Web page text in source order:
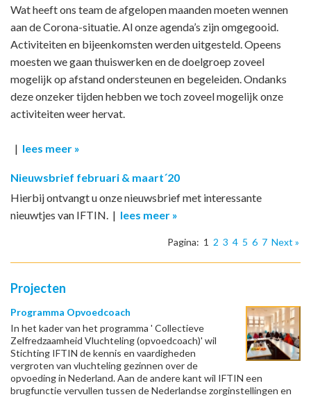
Wat heeft ons team de afgelopen maanden moeten wennen
aan de Corona-situatie. Al onze agenda’s zijn omgegooid.
Activiteiten en bijeenkomsten werden uitgesteld. Opeens
moesten we gaan thuiswerken en de doelgroep zoveel
mogelijk op afstand ondersteunen en begeleiden. Ondanks
deze onzeker tijden hebben we toch zoveel mogelijk onze
activiteiten weer hervat.
| lees meer »
Nieuwsbrief februari & maart´20
Hierbij ontvangt u onze nieuwsbrief met interessante
nieuwtjes van IFTIN. | lees meer »
Pagina: 1 2 3 4 5 6 7 Next »
Projecten
Programma Opvoedcoach
In het kader van het programma ' Collectieve
Zelfredzaamheid Vluchteling (opvoedcoach)' wil
Stichting IFTIN de kennis en vaardigheden
vergroten van vluchteling gezinnen over de
opvoeding in Nederland. Aan de andere kant wil IFTIN een
brugfunctie vervullen tussen de Nederlandse zorginstellingen en